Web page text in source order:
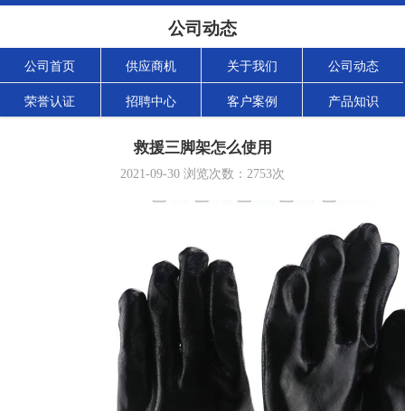
公司动态
公司首页 供应商机 关于我们 公司动态
荣誉认证 招聘中心 客户案例 产品知识
救援三脚架怎么使用
2021-09-30 浏览次数： 2753次